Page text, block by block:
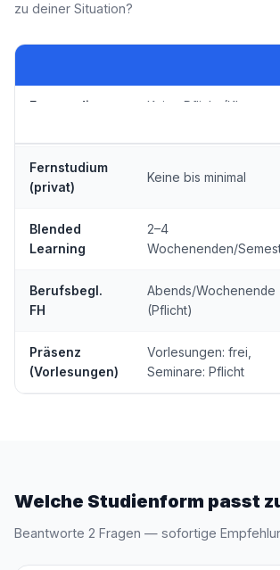
zu deiner Situation?
Fernstudium
Keine Pflicht (Klausuren
Fernstudium
(privat)
Keine bis minimal
Blended
Learning
2–4
Wochenenden/
Berufsbegl.
FH
Abends/Wochenende
(Pflicht)
Präsenz
(Vorlesungen)
Vorlesungen: frei,
Seminare: Pflicht
Welche Studienform passt
Beantworte 2 Fragen — sofortige